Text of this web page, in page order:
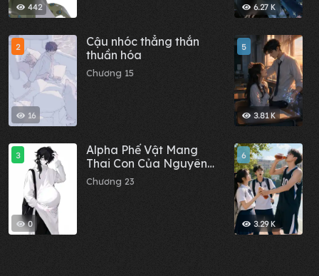
442
16
2
Cậu nhóc thẳng thắn
thuần hóa
Chương 15
0
3
Alpha Phế Vật Mang
Thai Con Của Nguyên
Soái Đế Quốc
Chương 23
6.27 K
3.81 K
5
3.29 K
6